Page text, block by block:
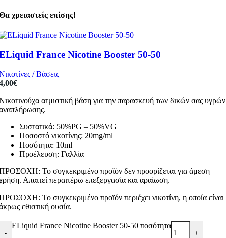
χρειαστείς επίσης!
France Nicotine Booster 50-50
/ Βάσεις
€
ατμιστική βάση για την παρασκευή των δικών σας υγρών
Συστατικά: 50%PG – 50%VG
Ποσοστό νικοτίνης: 20mg/ml
Ποσότητα: 10ml
Προέλευση: Γαλλία
Το συγκεκριμένο προϊόν δεν προορίζεται για άμεση
Απαιτεί περαιτέρω επεξεργασία και αραίωση.
Το συγκεκριμένο προϊόν περιέχει νικοτίνη, η οποία είναι
εθιστική ουσία.
-
ELiquid France Nicotine Booster 50-50 ποσότητα
+